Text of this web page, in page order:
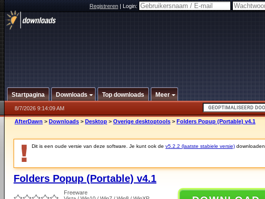
Registreren|Login:
Startpagina Downloads Top downloads Meer
8/7/2026 9:14:09 AM
AfterDawn > Downloads > Desktop > Overige desktoptools > Folders Popup (Portable) v4.1
Dit is een oude versie van deze software. Je kunt ook de v5.2.2 (laatste stabiele versie) downloaden.
Folders Popup (Portable) v4.1
Freeware